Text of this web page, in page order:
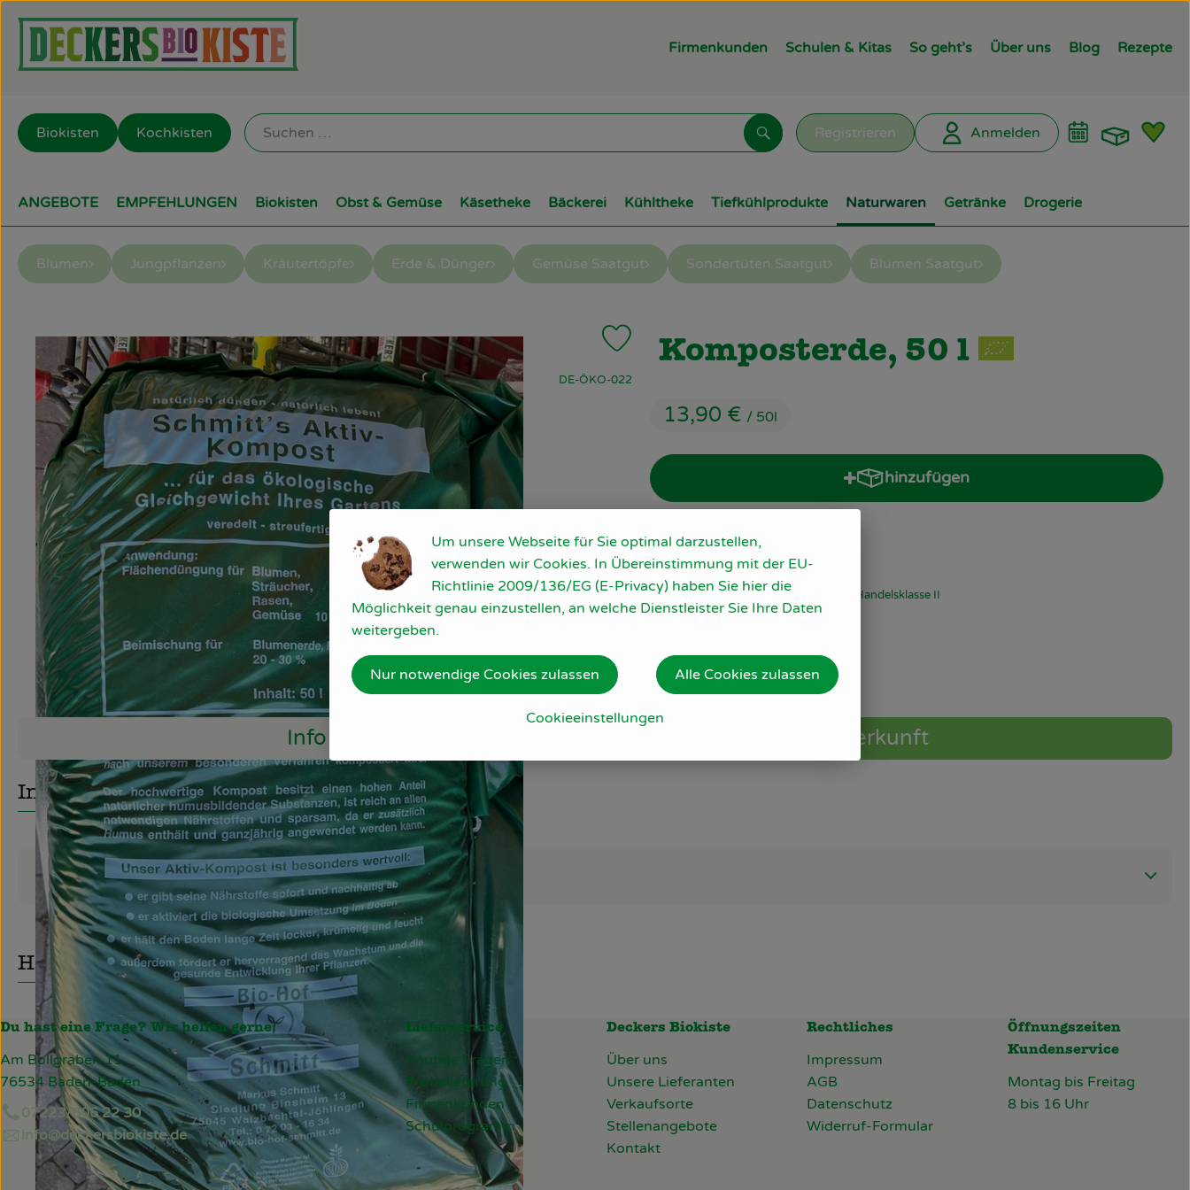
Firmenkunden Schulen & Kitas So geht’s Über uns Blog Rezepte
Registrieren Anmelden
Suchen
Biokisten Kochkisten
ANGEBOTE EMPFEHLUNGEN Biokisten Obst & Gemüse Käsetheke Bäckerei Kühltheke Tiefkühlprodukte Naturwaren Getränke Drogerie
Blumen Jungpflanzen Kräutertöpfe Erde & Dünger Gemüse Saatgut Sondertüten Saatgut Blumen Saatgut
Komposterde, 50 l
13,90 € / 50l
Produkt zu Favouriten hinzufügen
, Kontrollstelle:
DE-ÖKO-022
hinzufügen
Produkt zum Warenkorb hinzufügen
50l
#20005 13,90 €/ 50l 7% MwSt Handelsklasse II
Info Herkunft
Info
Produktinformationen
Herkunft
Du hast eine Frage? Wir helfen gerne:
Am Bollgraben 11
76534 Baden-Baden
07223/806 22 30
info@deckersbiokiste.de
Lieferservice
Häufige Fragen
Probelieferung
Firmenkunden
Schulprogramm
Deckers Biokiste
Über uns
Unsere Lieferanten
Verkaufsorte
Stellenangebote
Kontakt
Rechtliches
Impressum
AGB
Datenschutz
Widerruf-Formular
Öffnungszeiten
Kundenservice
Montag bis Freitag
8 bis 16 Uhr
Um unsere Webseite für Sie optimal darzustellen,
verwenden wir Cookies. In Übereinstimmung mit der EU-
Richtlinie 2009/136/EG (E-Privacy) haben Sie hier die
Möglichkeit genau einzustellen, an welche Dienstleister Sie Ihre Daten
weitergeben.
Cookieeinstellungen
Nur notwendige Cookies zulassen Alle Cookies zulassen